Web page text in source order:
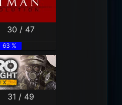
30 / 47
63 %
31 / 49